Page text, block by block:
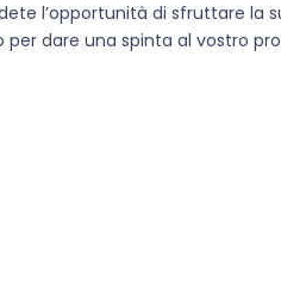
l’opportunità di sfruttare la
dare una spinta al vostro